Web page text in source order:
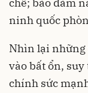
chế; bảo đảm
ninh quốc
Nhìn lại
vào bất ổn,
chính sức